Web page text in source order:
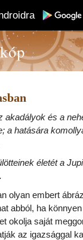
akadályok és a
a hatására
életét a
olyan embert
abból, ha
okolja saját
az igazsággal